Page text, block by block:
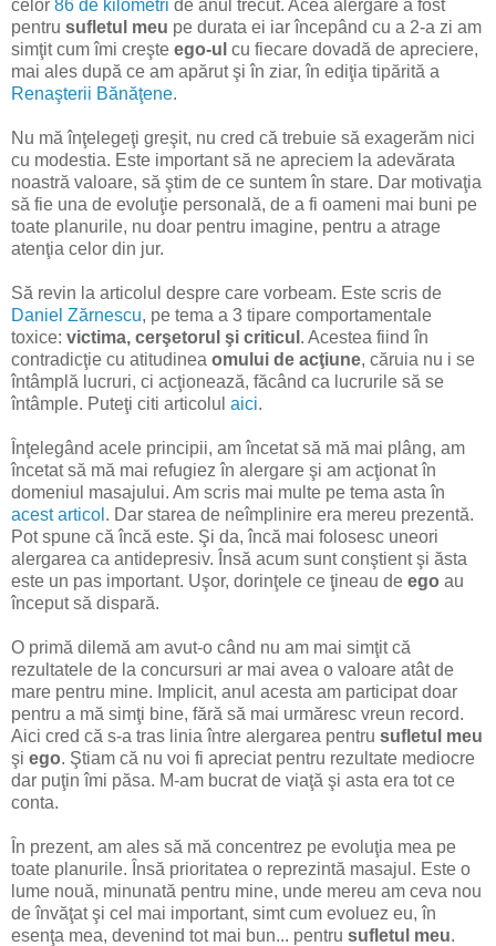
celor 86 de kilometri de anul trecut. Acea alergare a fost
pentru sufletul meu pe durata ei iar începând cu a 2-a zi am
simţit cum îmi creşte ego-ul cu fiecare dovadă de apreciere,
mai ales după ce am apărut şi în ziar, în ediţia tipărită a
Renaşterii Bănăţene.
Nu mă înţelegeţi greşit, nu cred că trebuie să exagerăm nici
cu modestia. Este important să ne apreciem la adevărata
noastră valoare, să ştim de ce suntem în stare. Dar motivaţia
să fie una de evoluţie personală, de a fi oameni mai buni pe
toate planurile, nu doar pentru imagine, pentru a atrage
atenţia celor din jur.
Să revin la articolul despre care vorbeam. Este scris de
Daniel Zărnescu, pe tema a 3 tipare comportamentale
toxice: victima, cerşetorul şi criticul . Acestea fiind în
contradicţie cu atitudinea omului de acţiune, căruia nu i se
întâmplă lucruri, ci acţionează, făcând ca lucrurile să se
întâmple. Puteţi citi articolul aici.
Înţelegând acele principii, am încetat să mă mai plâng, am
încetat să mă mai refugiez în alergare şi am acţionat în
domeniul masajului. Am scris mai multe pe tema asta în
acest articol . Dar starea de neîmplinire era mereu prezentă.
Pot spune că încă este. Şi da, încă mai folosesc uneori
alergarea ca antidepresiv. Însă acum sunt conştient şi ăsta
este un pas important. Uşor, dorinţele ce ţineau de ego au
început să dispară.
O primă dilemă am avut-o când nu am mai simţit că
rezultatele de la concursuri ar mai avea o valoare atât de
mare pentru mine. Implicit, anul acesta am participat doar
pentru a mă simţi bine, fără să mai urmăresc vreun record.
Aici cred că s-a tras linia între alergarea pentru sufletul meu
şi ego. Ştiam că nu voi fi apreciat pentru rezultate mediocre
dar puţin îmi păsa. M-am bucrat de viaţă şi asta era tot ce
conta.
În prezent, am ales să mă concentrez pe evoluţia mea pe
toate planurile. Însă prioritatea o reprezintă masajul. Este o
lume nouă, minunată pentru mine, unde mereu am ceva nou
de învăţat şi cel mai important, simt cum evoluez eu, în
esenţa mea, devenind tot mai bun... pentru sufletul meu.